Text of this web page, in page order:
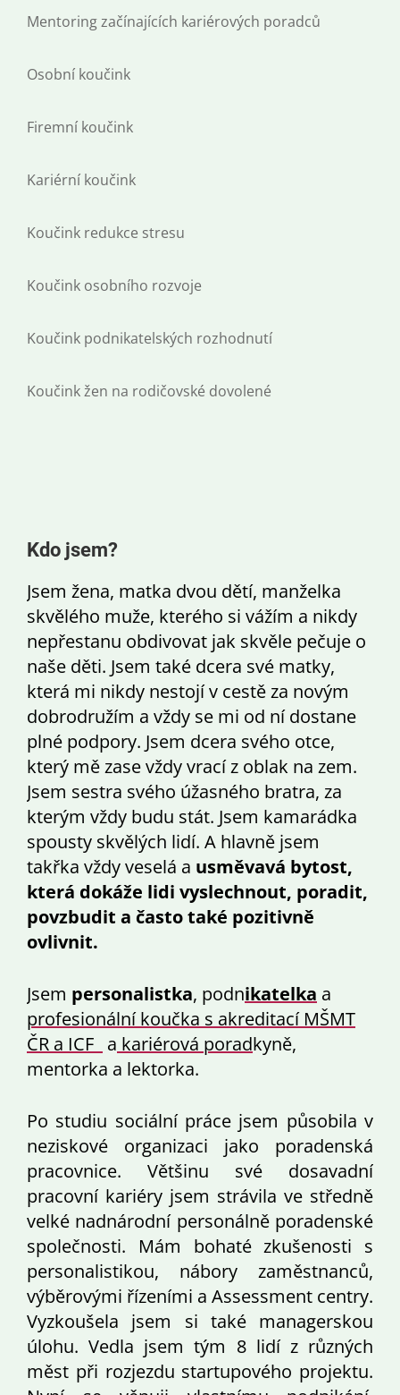
Mentoring začínajících kariérových poradců
Osobní koučink
Firemní koučink
Kariérní koučink
Koučink redukce stresu
Koučink osobního rozvoje
Koučink podnikatelských rozhodnutí
Koučink žen na rodičovské dovolené
Kdo jsem?
Jsem žena, matka dvou dětí, manželka
skvělého muže, kterého si vážím a nikdy
nepřestanu obdivovat jak skvěle pečuje o
naše děti. Jsem také dcera své matky,
která mi nikdy nestojí v cestě za novým
dobrodružím a vždy se mi od ní dostane
plné podpory. Jsem dcera svého otce,
který mě zase vždy vrací z oblak na zem.
Jsem sestra svého úžasného bratra, za
kterým vždy budu stát. Jsem kamarádka
spousty skvělých lidí. A hlavně jsem
takřka vždy veselá a usměvavá bytost,
která dokáže lidi vyslechnout, poradit,
povzbudit a často také pozitivně
ovlivnit.
Jsem personalistka, podnikatelka a
profesionální koučka s akreditací MŠMT
ČR a ICF a kariérová poradkyně,
mentorka a lektorka.
Po studiu sociální práce jsem působila v
neziskové organizaci jako poradenská
pracovnice. Většinu své dosavadní
pracovní kariéry jsem strávila ve středně
velké nadnárodní personálně poradenské
společnosti. Mám bohaté zkušenosti s
personalistikou, nábory zaměstnanců,
výběrovými řízeními a Assessment centry.
Vyzkoušela jsem si také managerskou
úlohu. Vedla jsem tým 8 lidí z různých
měst při rozjezdu startupového projektu.